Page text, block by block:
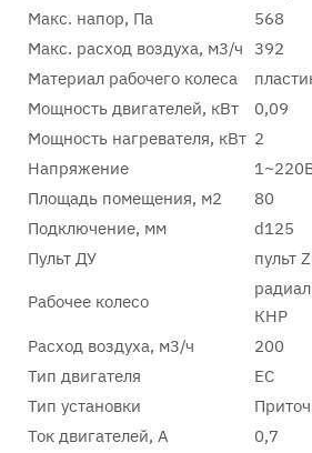
Макс. напор, Па
568
Макс. расход воздуха, м3/ч 392
Материал рабочего колеса
Мощность двигателей, кВт
0,09
Мощность нагревателя, кВт 2
Напряжение
Площадь помещения, м2
80
Подключение, мм
d125
Пульт ДУ
пульт
Рабочее колесо
КНР
Расход воздуха, м3/ч
200
Тип двигателя
EC
Тип установки
Ток двигателей, А
0,7